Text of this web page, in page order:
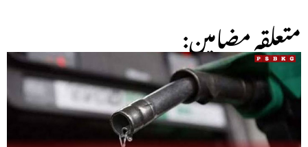
:متعلقہ مضامین